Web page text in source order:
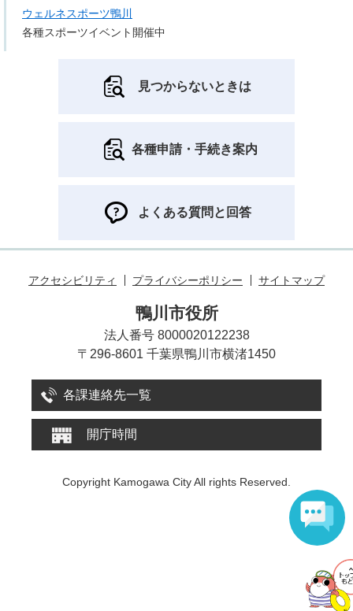
ウェルネスポーツ鴨川
各種スポーツイベント開催中
見つからないときは
各種申請・手続き案内
よくある質問と回答
アクセシビリティ プライバシーポリシー サイトマップ
鴨川市役所
法人番号 8000020122238
〒296-8601 千葉県鴨川市横渚1450
各課連絡先一覧
開庁時間
Copyright Kamogawa City All rights Reserved.